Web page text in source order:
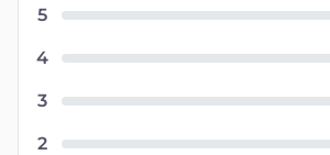
5
4
3
2